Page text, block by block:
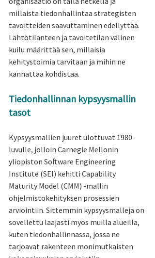
millaista tiedonhallintaa strategisten
tavoitteiden saavuttaminen edellyttää.
Lähtötilanteen ja tavoitetilan välinen
kuilu määrittää sen, millaisia
kehitystoimia tarvitaan ja mihin ne
kannattaa kohdistaa.
Tiedonhallinnan kypsyysmallin
tasot
Kypsyysmallien juuret ulottuvat 1980-
luvulle, jolloin Carnegie Mellonin
yliopiston Software Engineering
Institute (SEI) kehitti Capability
Maturity Model (CMM) -mallin
ohjelmistokehityksen prosessien
arviointiin. Sittemmin kypsyysmalleja on
sovellettu laajasti myös muilla alueilla,
kuten tiedonhallinnassa, jossa ne
tarjoavat rakenteen monimutkaisten